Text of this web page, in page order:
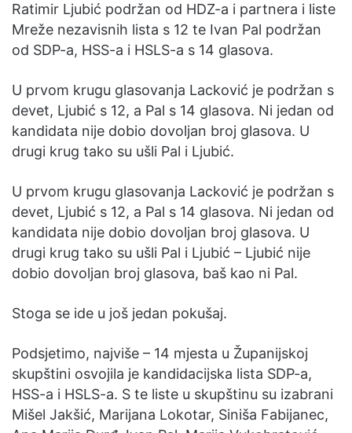
Ratimir Ljubić podržan od HDZ-a i partnera i liste
Mreže nezavisnih lista s 12 te Ivan Pal podržan
od SDP-a, HSS-a i HSLS-a s 14 glasova.
U prvom krugu glasovanja Lacković je podržan s
devet, Ljubić s 12, a Pal s 14 glasova. Ni jedan od
kandidata nije dobio dovoljan broj glasova. U
drugi krug tako su ušli Pal i Ljubić.
U prvom krugu glasovanja Lacković je podržan s
devet, Ljubić s 12, a Pal s 14 glasova. Ni jedan od
kandidata nije dobio dovoljan broj glasova. U
drugi krug tako su ušli Pal i Ljubić – Ljubić nije
dobio dovoljan broj glasova, baš kao ni Pal.
Stoga se ide u još jedan pokušaj.
Podsjetimo, najviše – 14 mjesta u Županijskoj
skupštini osvojila je kandidacijska lista SDP-a,
HSS-a i HSLS-a. S te liste u skupštinu su izabrani
Mišel Jakšić, Marijana Lokotar, Siniša Fabijanec,